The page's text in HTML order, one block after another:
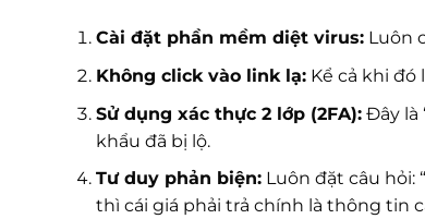
Cài đặt phần mềm diệt virus:Luôn
Không click vào link lạ:Kể cả khi đó
Sử dụng xác thực 2 lớp (2FA):Đây là
khẩu đã bị lộ.
Tư duy phản biện:Luôn đặt câu hỏi:
thì cái giá phải trả chính là thông tin